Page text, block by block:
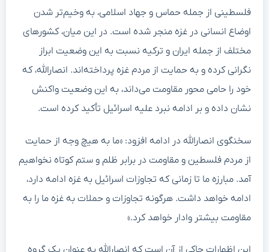
فلسطینی از جمله حماس و جهاد اسلامی، به وخیم‌تر شدن
اوضاع انسانی در غزه منجر شده است. در این میان، کشورهای
مختلف از جمله ایران و ترکیه نسبت به این وضعیت ابراز
نگرانی کرده و به حمایت از مردم غزه پرداخته‌اند. انصارالله، که
خود را حامی محور مقاومت می‌داند، به این وضعیت واکنش
نشان داده و بر ادامه نبرد علیه اسرائیل تأکید کرده است.
سخنگوی انصارالله در ادامه افزود: «ما به هیچ وجه از حمایت
از مردم فلسطین و مقاومت در برابر ظلم و ستم کوتاه نخواهیم
آمد. مبارزه ما تا زمانی که تجاوزات اسرائیل به غزه ادامه دارد،
ادامه خواهد داشت. هرگونه تجاوزات و حملات به غزه ما را به
مقاومت بیشتر وادار خواهد کرد.»